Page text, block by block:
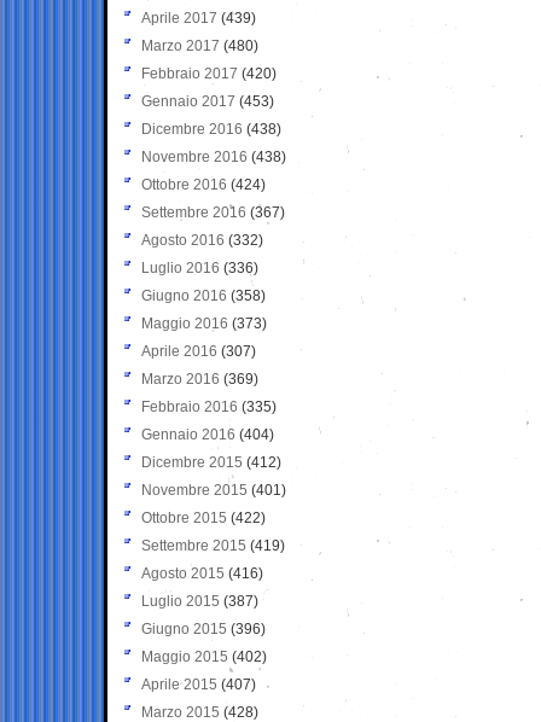
Aprile 2017 (439)
Marzo 2017 (480)
Febbraio 2017 (420)
Gennaio 2017 (453)
Dicembre 2016 (438)
Novembre 2016 (438)
Ottobre 2016 (424)
Settembre 2016 (367)
Agosto 2016 (332)
Luglio 2016 (336)
Giugno 2016 (358)
Maggio 2016 (373)
Aprile 2016 (307)
Marzo 2016 (369)
Febbraio 2016 (335)
Gennaio 2016 (404)
Dicembre 2015 (412)
Novembre 2015 (401)
Ottobre 2015 (422)
Settembre 2015 (419)
Agosto 2015 (416)
Luglio 2015 (387)
Giugno 2015 (396)
Maggio 2015 (402)
Aprile 2015 (407)
Marzo 2015 (428)